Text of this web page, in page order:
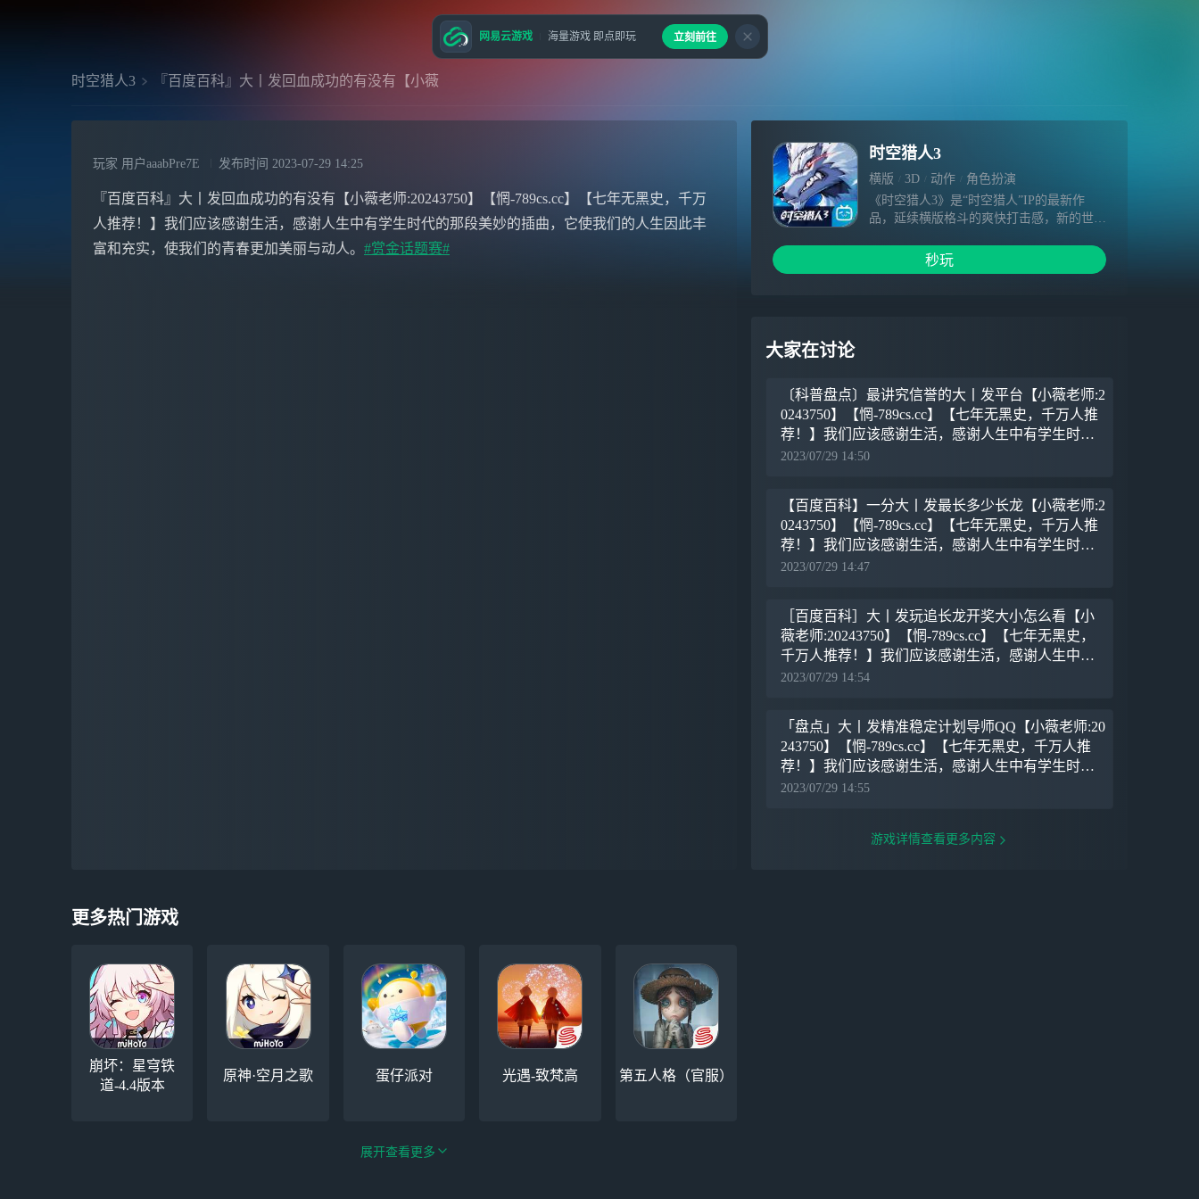
时空猎人3 『百度百科』大丨发回血成功的有没有【小薇
玩家 用户aaabPre7E 发布时间 2023-07-29 14:25
『百度百科』大丨发回血成功的有没有【小薇老师:20243750】【惘-789cs.cc】【七年无黑史，千万
人推荐！】我们应该感谢生活，感谢人生中有学生时代的那段美妙的插曲，它使我们的人生因此丰
富和充实，使我们的青春更加美丽与动人。 #赏金话题赛#
时空猎人3
横版 3D 动作
角色扮演
《时空猎人3》是“时空猎人”IP的最新作
品，延续横版格斗的爽快打击感，新的世
初心重燃，青春再起，新的冒险在等你。
秒玩
大家在讨论
〔科普盘点〕最讲究信誉的大丨发平台【小薇老师:2
0243750】【惘-789cs.cc】【七年无黑史，千万人推
荐！】我们应该感谢生活，感谢人生中有学生时代
的那段美妙的插曲，它使我们的人生因此丰富和充
2023/07/29 14:50
【百度百科】一分大丨发最长多少长龙【小薇老师:2
0243750】【惘-789cs.cc】【七年无黑史，千万人推
荐！】我们应该感谢生活，感谢人生中有学生时代
的那段美妙的插曲，它使我们的人生因此丰富和充
2023/07/29 14:47
［百度百科］大丨发玩追长龙开奖大小怎么看【小
薇老师:20243750】【惘-789cs.cc】【七年无黑史，
千万人推荐！】我们应该感谢生活，感谢人生中有
学生时代的那段美妙的插曲，它使我们的人生因此
2023/07/29 14:54
「盘点」大丨发精准稳定计划导师QQ【小薇老师:20
243750】【惘-789cs.cc】【七年无黑史，千万人推
荐！】我们应该感谢生活，感谢人生中有学生时代
的那段美妙的插曲，它使我们的人生因此丰富和充
2023/07/29 14:55
游戏详情查看更多内容
更多热门游戏
崩坏：星穹铁
道-4.4版本
原神·空月之歌 蛋仔派对 光遇-致梵高 第五人格（官服）
展开查看更多
网易云游戏 海量游戏 即点即玩 立刻前往